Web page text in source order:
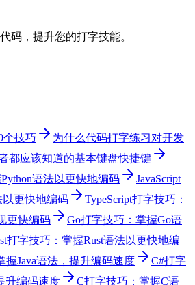
码，提升您的打字技能。
个技巧
为什么代码打字练习对开发
都应该知道的基本键盘快捷键
语法以更快地编码
JavaScript
以更快地编码
TypeScript打字技巧：
更快编码
Go打字技巧：掌握Go语
打字技巧：掌握Rust语法以更快地编
握Java语法，提升编码速度
C#打字
升编码速度
C打字技巧：掌握C语